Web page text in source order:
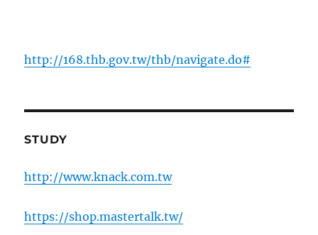
http://168.thb.gov.tw/thb/navigate.do#
STUDY
http://www.knack.com.tw
https://shop.mastertalk.tw/